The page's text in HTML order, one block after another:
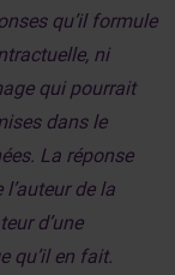
qu’il formule
ni
qui pourrait
dans le
La réponse
de la
d’une
qu’il en fait.